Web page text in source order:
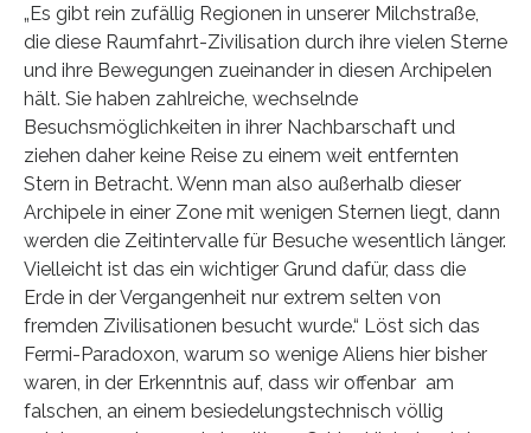
„Es gibt rein zufällig Regionen in unserer Milchstraße,
die diese Raumfahrt-Zivilisation durch ihre vielen Sterne
und ihre Bewegungen zueinander in diesen Archipelen
hält. Sie haben zahlreiche, wechselnde
Besuchsmöglichkeiten in ihrer Nachbarschaft und
ziehen daher keine Reise zu einem weit entfernten
Stern in Betracht. Wenn man also außerhalb dieser
Archipele in einer Zone mit wenigen Sternen liegt, dann
werden die Zeitintervalle für Besuche wesentlich länger.
Vielleicht ist das ein wichtiger Grund dafür, dass die
Erde in der Vergangenheit nur extrem selten von
fremden Zivilisationen besucht wurde.“ Löst sich das
Fermi-Paradoxon, warum so wenige Aliens hier bisher
waren, in der Erkenntnis auf, dass wir offenbar am
falschen, an einem besiedelungstechnisch völlig